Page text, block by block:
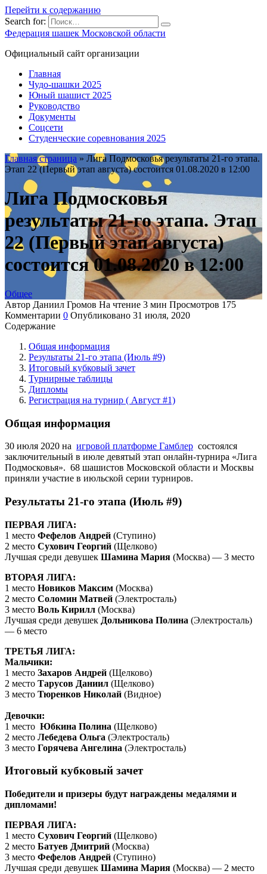
Перейти к содержанию
Search for:
Федерация шашек Московской области
Официальный сайт организации
Главная
Чудо-шашки 2025
Юный шашист 2025
Руководство
Документы
Соцсети
Студенческие соревнования 2025
Главная страница » Лига Подмосковья результаты 21-го этапа.
Этап 22 (Первый этап августа) состоится 01.08.2020 в 12:00
Лига Подмосковья
результаты 21-го этапа. Этап
22 (Первый этап августа)
состоится 01.08.2020 в 12:00
Общее
Автор Даниил Громов На чтение 3 мин Просмотров 175
Комментарии 0 Опубликовано 31 июля, 2020
Содержание
Общая информация
Результаты 21-го этапа (Июль #9)
Итоговый кубковый зачет
Турнирные таблицы
Дипломы
Регистрация на турнир ( Август #1)
Общая информация
30 июля 2020 на игровой платформе Гамблер состоялся
заключительный в июле девятый этап онлайн-турнира «Лига
Подмосковья». 68 шашистов Московской области и Москвы
приняли участие в июльской серии турниров.
Результаты 21-го этапа (Июль #9)
ПЕРВАЯ ЛИГА:
1 место Фефелов Андрей (Ступино)
2 место Сухович Георгий (Щелково)
Лучшая среди девушек Шамина Мария (Москва) — 3 место
ВТОРАЯ ЛИГА:
1 место Новиков Максим (Москва)
2 место Соломин Матвей (Электросталь)
3 место Воль Кирилл (Москва)
Лучшая среди девушек Дольникова Полина (Электросталь)
— 6 место
ТРЕТЬЯ ЛИГА:
Мальчики:
1 место Захаров Андрей (Щелково)
2 место Тарусов Даниил (Щелково)
3 место Тюренков Николай (Видное)
Девочки:
1 место Юбкина Полина (Щелково)
2 место Лебедева Ольга (Электросталь)
3 место Горячева Ангелина (Электросталь)
Итоговый кубковый зачет
Победители и призеры будут награждены медалями и
дипломами!
ПЕРВАЯ ЛИГА:
1 место Сухович Георгий (Щелково)
2 место Батуев Дмитрий (Москва)
3 место Фефелов Андрей (Ступино)
Лучшая среди девушек Шамина Мария (Москва) — 2 место